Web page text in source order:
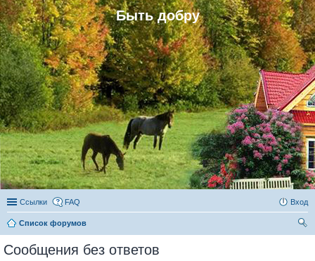
Быть добру
Ссылки FAQ Вход
Список форумов
Сообщения без ответов